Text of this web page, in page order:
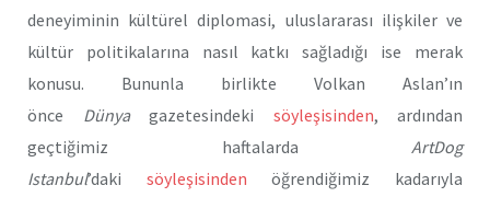
deneyiminin kültürel diplomasi, uluslararası ilişkiler ve
kültür politikalarına nasıl katkı sağladığı ise merak
konusu. Bununla birlikte Volkan Aslan’ın
önce Dünyagazetesindeki söyleşisinden, ardından
geçtiğimiz haftalarda ArtDog
Istanbul’daki söyleşisinden öğrendiğimiz kadarıyla